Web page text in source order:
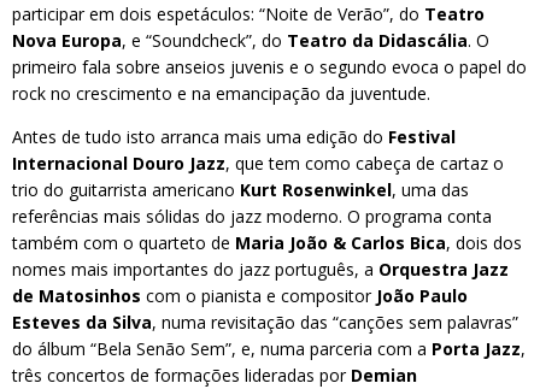
participar em dois espetáculos: “Noite de Verão”, do Teatro
Nova Europa, e “Soundcheck”, do Teatro da Didascália. O
primeiro fala sobre anseios juvenis e o segundo evoca o papel do
rock no crescimento e na emancipação da juventude.
Antes de tudo isto arranca mais uma edição do Festival
Internacional Douro Jazz, que tem como cabeça de cartaz o
trio do guitarrista americano Kurt Rosenwinkel, uma das
referências mais sólidas do jazz moderno. O programa conta
também com o quarteto de Maria João & Carlos Bica, dois dos
nomes mais importantes do jazz português, a Orquestra Jazz
de Matosinhos com o pianista e compositor João Paulo
Esteves da Silva, numa revisitação das “canções sem palavras”
do álbum “Bela Senão Sem”, e, numa parceria com a Porta Jazz,
três concertos de formações lideradas por Demian